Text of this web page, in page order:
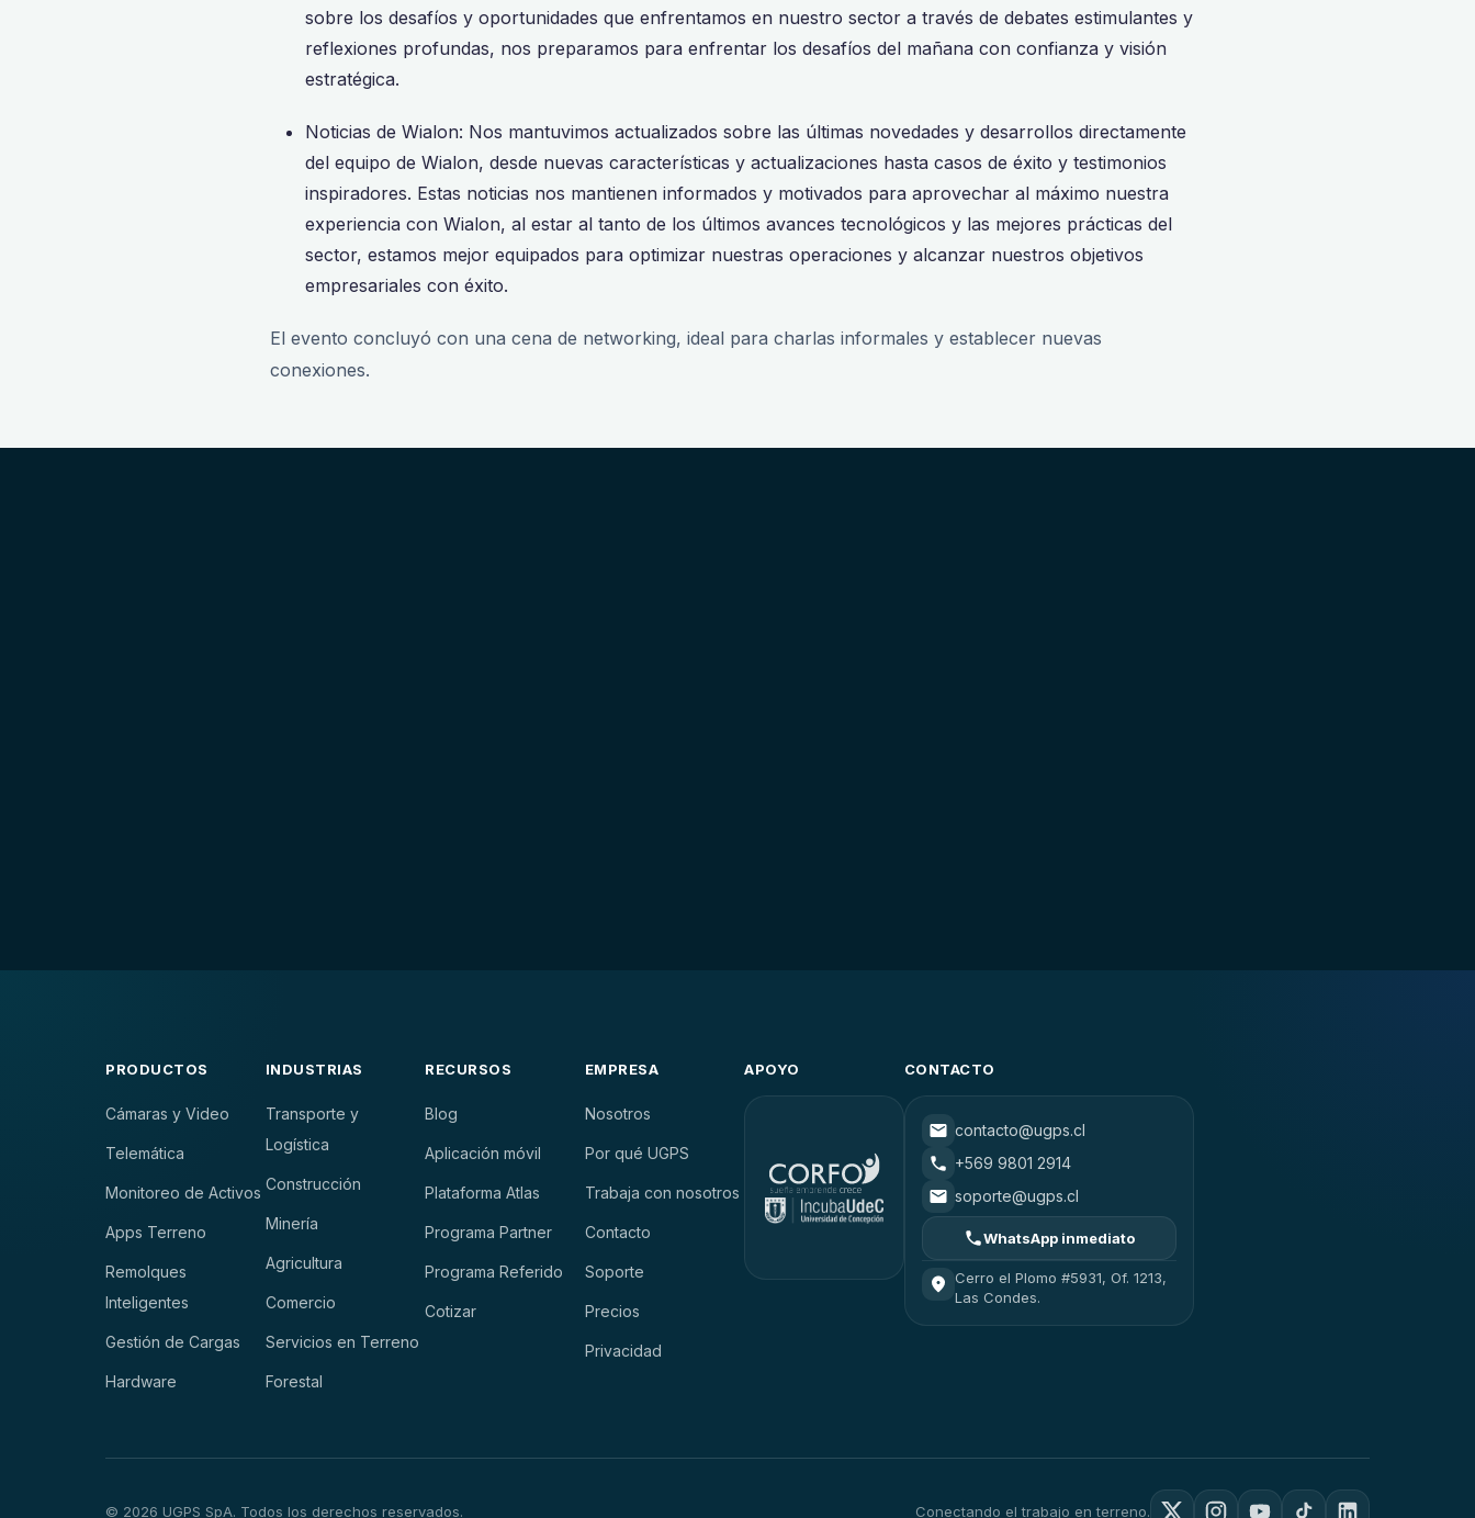
sobre los desafíos y oportunidades que enfrentamos en nuestro sector a través de debates estimulantes y
reflexiones profundas, nos preparamos para enfrentar los desafíos del mañana con confianza y visión
estratégica.
Noticias de Wialon: Nos mantuvimos actualizados sobre las últimas novedades y desarrollos directamente
del equipo de Wialon, desde nuevas características y actualizaciones hasta casos de éxito y testimonios
inspiradores. Estas noticias nos mantienen informados y motivados para aprovechar al máximo nuestra
experiencia con Wialon, al estar al tanto de los últimos avances tecnológicos y las mejores prácticas del
sector, estamos mejor equipados para optimizar nuestras operaciones y alcanzar nuestros objetivos
empresariales con éxito.
El evento concluyó con una cena de networking, ideal para charlas informales y establecer nuevas
conexiones.
PRODUCTOS
Cámaras y Video
Telemática
Monitoreo de Activos
Apps Terreno
Remolques
Inteligentes
Gestión de Cargas
Hardware
INDUSTRIAS
Transporte y
Logística
Construcción
Minería
Agricultura
Comercio
Servicios en Terreno
Forestal
RECURSOS
Blog
Aplicación móvil
Plataforma Atlas
Programa Partner
Programa Referido
Cotizar
EMPRESA
Nosotros
Por qué UGPS
Trabaja con nosotros
Contacto
Soporte
Precios
Privacidad
APOYO CONTACTO
contacto@ugps.cl
+569 9801 2914
soporte@ugps.cl
WhatsApp inmediato
Cerro el Plomo #5931, Of. 1213,
Las Condes.
© 2026 UGPS SpA. Todos los derechos reservados. Conectando el trabajo en terreno.